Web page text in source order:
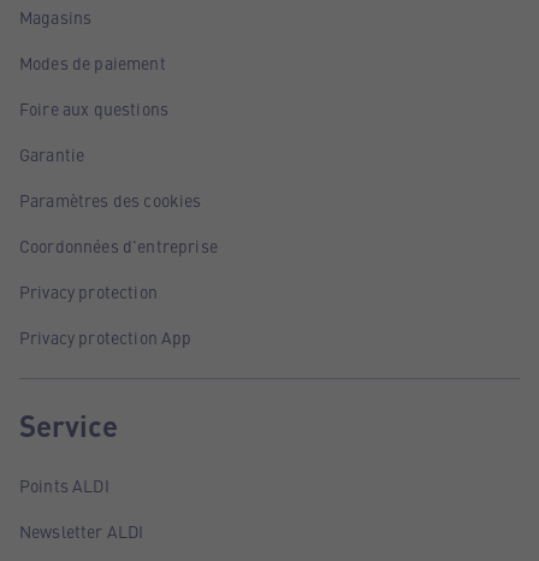
Magasins
Modes de paiement
Foire aux questions
Garantie
Paramètres des cookies
Coordonnées d'entreprise
Privacy protection
Privacy protection App
Service
Points ALDI
Newsletter ALDI